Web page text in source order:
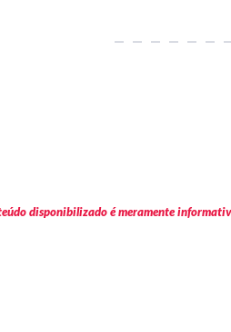
disponibilizado é meramente